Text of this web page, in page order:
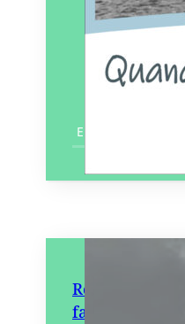
En savoir plus
Retours des
fantôme d’un